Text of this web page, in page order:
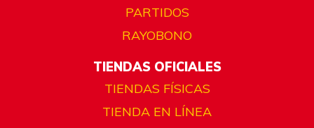
PARTIDOS
RAYOBONO
TIENDAS OFICIALES
TIENDAS FÍSICAS
TIENDA EN LÍNEA